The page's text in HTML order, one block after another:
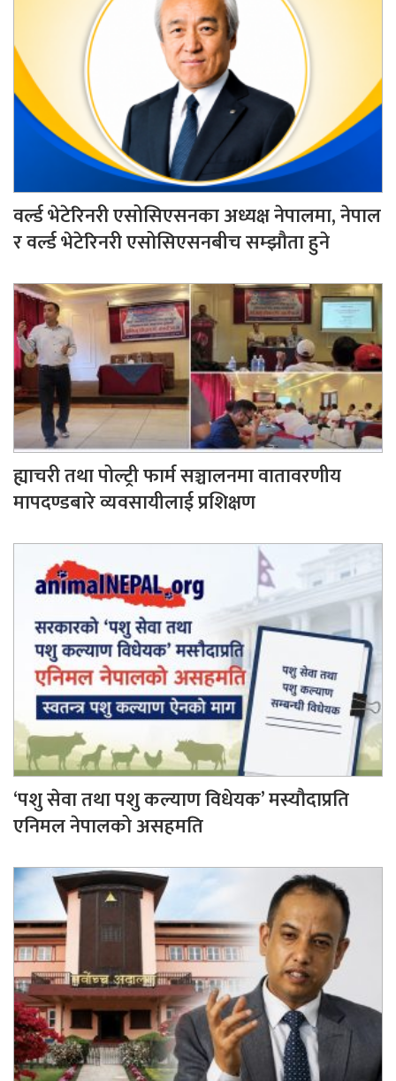
वर्ल्ड भेटेरिनरी एसोसिएसनका अध्यक्ष नेपालमा, नेपाल
र वर्ल्ड भेटेरिनरी एसोसिएसनबीच सम्झौता हुने
ह्याचरी तथा पोल्ट्री फार्म सञ्चालनमा वातावरणीय
मापदण्डबारे व्यवसायीलाई प्रशिक्षण
‘पशु सेवा तथा पशु कल्याण विधेयक’ मस्यौदाप्रति
एनिमल नेपालको असहमति